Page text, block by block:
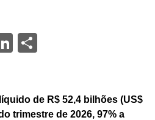
LinkedIn
Share
de R$ 52,4 bilhões (US$
trimestre de 2026, 97% a